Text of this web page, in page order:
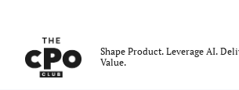
Shape Product. Leverage AI.
Value.